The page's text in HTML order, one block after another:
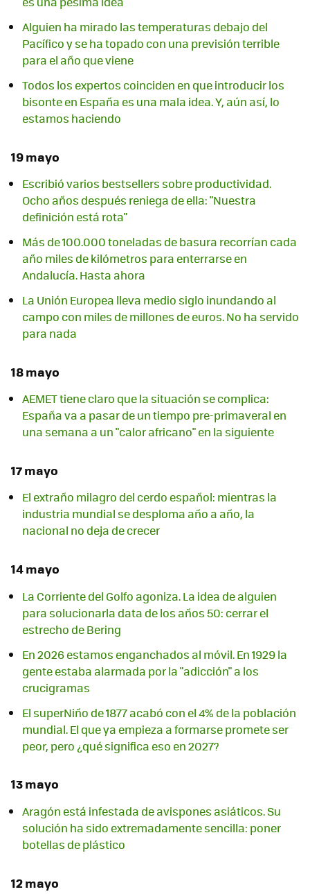
Alguien ha mirado las temperaturas debajo del
Pacífico y se ha topado con una previsión terrible
para el año que viene
Todos los expertos coinciden en que introducir los
bisonte en España es una mala idea. Y, aún así, lo
estamos haciendo
19 mayo
Escribió varios bestsellers sobre productividad.
Ocho años después reniega de ella: "Nuestra
definición está rota"
Más de 100.000 toneladas de basura recorrían cada
año miles de kilómetros para enterrarse en
Andalucía. Hasta ahora
La Unión Europea lleva medio siglo inundando al
campo con miles de millones de euros. No ha servido
para nada
18 mayo
AEMET tiene claro que la situación se complica:
España va a pasar de un tiempo pre-primaveral en
una semana a un "calor africano" en la siguiente
17 mayo
El extraño milagro del cerdo español: mientras la
industria mundial se desploma año a año, la
nacional no deja de crecer
14 mayo
La Corriente del Golfo agoniza. La idea de alguien
para solucionarla data de los años 50: cerrar el
estrecho de Bering
En 2026 estamos enganchados al móvil. En 1929 la
gente estaba alarmada por la "adicción" a los
crucigramas
El superNiño de 1877 acabó con el 4% de la población
mundial. El que ya empieza a formarse promete ser
peor, pero ¿qué significa eso en 2027?
13 mayo
Aragón está infestada de avispones asiáticos. Su
solución ha sido extremadamente sencilla: poner
botellas de plástico
12 mayo